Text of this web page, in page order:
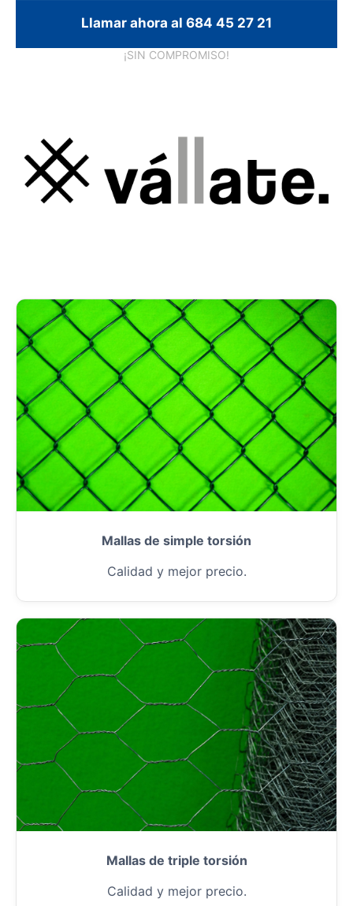
Llamar ahora al 684 45 27 21
¡SIN COMPROMISO!
Mallas de simple torsión
Calidad y mejor precio.
Mallas de triple torsión
Calidad y mejor precio.